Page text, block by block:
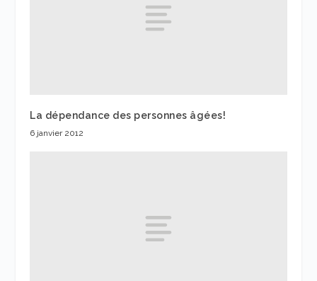
La dépendance des personnes âgées!
6 janvier 2012